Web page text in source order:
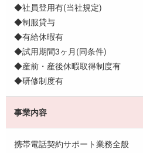
◆社員登用有(当社規定)
◆制服貸与
◆有給休暇有
◆試用期間3ヶ月(同条件)
◆産前・産後休暇取得制度有
◆研修制度有
事業内容
携帯電話契約サポート業務全般